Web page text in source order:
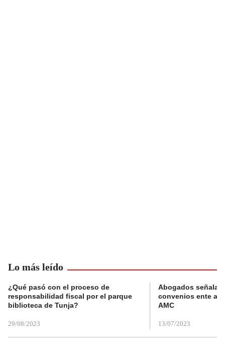
Lo más leído
¿Qué pasó con el proceso de
responsabilidad fiscal por el parque
biblioteca de Tunja?
29/08/2023
Abogados
convenios ente
AMC
13/07/2023